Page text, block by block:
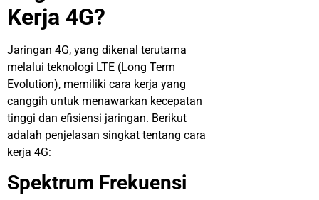
Kerja 4G?
Jaringan 4G, yang dikenal terutama
melalui teknologi LTE (Long Term
Evolution), memiliki cara kerja yang
canggih untuk menawarkan kecepatan
tinggi dan efisiensi jaringan. Berikut
adalah penjelasan singkat tentang cara
kerja 4G:
Spektrum Frekuensi